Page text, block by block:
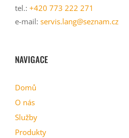
tel.: +420 773 222 271
e-mail: servis.lang@seznam.cz
NAVIGACE
Domů
O nás
Služby
Produkty